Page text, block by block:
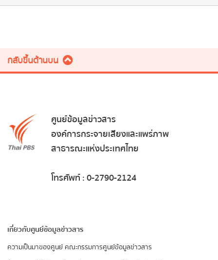
กลับขึ้นด้านบน
ศูนย์ข้อมูลข่าวสาร
องค์การกระจายเสียงและแพร่ภาพ
สาธารณะแห่งประเทศไทย
โทรศัพท์ : 0-2790-2124
เกี่ยวกับศูนย์ข้อมูลข่าวสาร
ความเป็นมาของศูนย์ คณะกรรมการศูนย์ข้อมูลข่าวสาร